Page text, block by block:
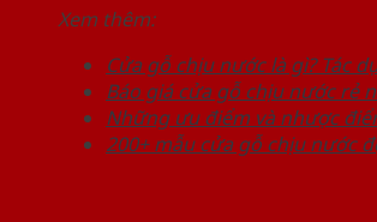
Xem thêm:
Cửa gỗ chịu nước là gì? Tác
Báo giá cửa gỗ chịu nước rẻ
Những ưu điểm và nhược
200+ mẫu cửa gỗ chịu nước